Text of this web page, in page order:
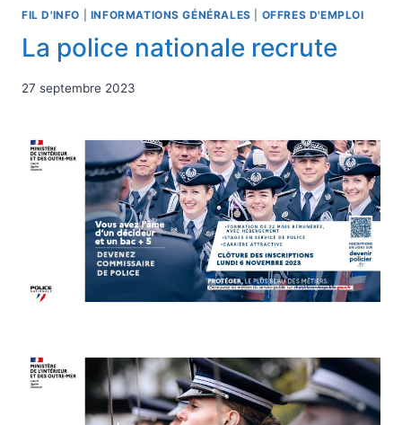
FIL D'INFO INFORMATIONS GÉNÉRALES OFFRES D'EMPLOI
La police nationale recrute
27 septembre 2023